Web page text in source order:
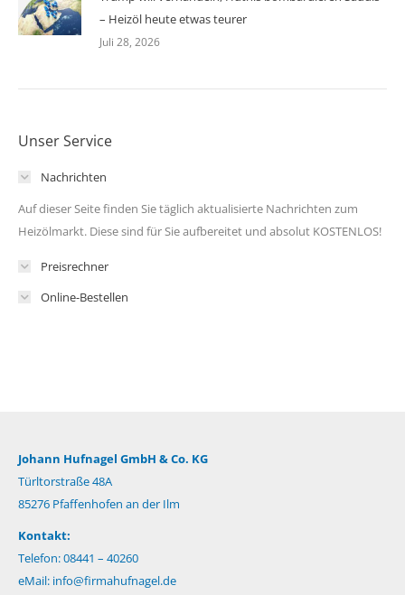
– Heizöl heute etwas teurer
Juli 28, 2026
Unser Service
Nachrichten
Auf dieser Seite finden Sie täglich aktualisierte Nachrichten zum
Heizölmarkt. Diese sind für Sie aufbereitet und absolut KOSTENLOS!
Preisrechner
Online-Bestellen
Johann Hufnagel GmbH & Co. KG
Türltorstraße 48A
85276 Pfaffenhofen an der Ilm
Kontakt:
Telefon: 08441 – 40260
eMail: info@firmahufnagel.de